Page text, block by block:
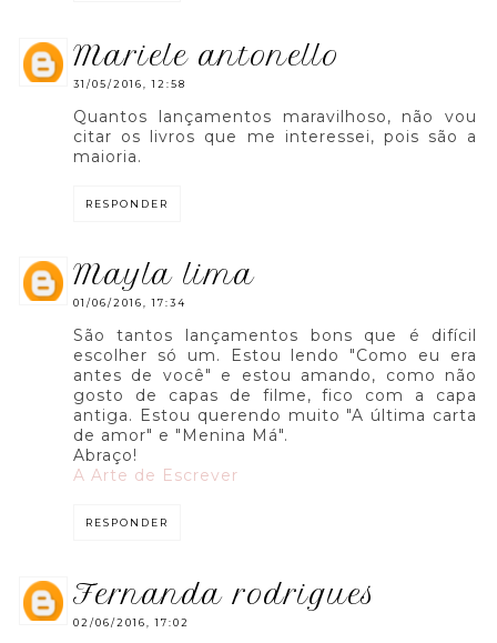
mariele antonello
31/05/2016, 12:58
Quantos lançamentos maravilhoso, não vou
citar os livros que me interessei, pois são a
maioria.
RESPONDER
mayla lima
01/06/2016, 17:34
São tantos lançamentos bons que é difícil
escolher só um. Estou lendo "Como eu era
antes de você" e estou amando, como não
gosto de capas de filme, fico com a capa
antiga. Estou querendo muito "A última carta
de amor" e "Menina Má".
Abraço!
A Arte de Escrever
RESPONDER
fernanda rodrigues
02/06/2016, 17:02